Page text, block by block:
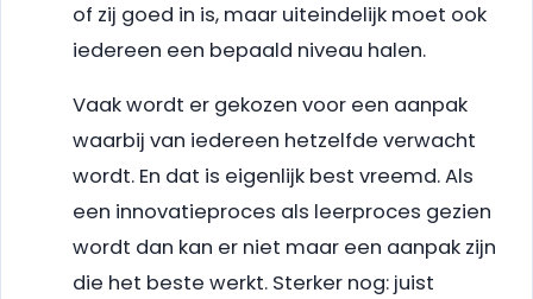
of zij goed in is, maar uiteindelijk moet ook
iedereen een bepaald niveau halen.
Vaak wordt er gekozen voor een aanpak
waarbij van iedereen hetzelfde verwacht
wordt. En dat is eigenlijk best vreemd. Als
een innovatieproces als leerproces gezien
wordt dan kan er niet maar een aanpak zijn
die het beste werkt. Sterker nog: juist